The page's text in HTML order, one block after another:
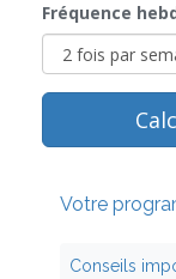
Fréquence
Votre
Conseils